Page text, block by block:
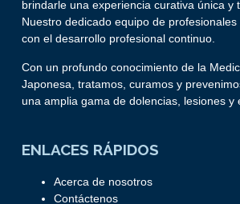
brindarle una experiencia curativa única y
Nuestro dedicado equipo de
con el desarrollo profesional continuo.
Con un profundo conocimiento de la
Japonesa, tratamos, curamos y
una amplia gama de dolencias, lesiones y
ENLACES RÁPIDOS
Acerca de nosotros
Contáctenos